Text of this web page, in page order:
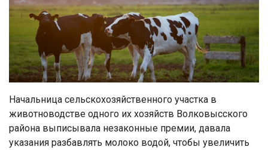
Начальница сельскохозяйственного участка в
животноводстве одного их хозяйств Волковысского
района выписывала незаконные премии, давала
указания разбавлять молоко водой, чтобы увеличить